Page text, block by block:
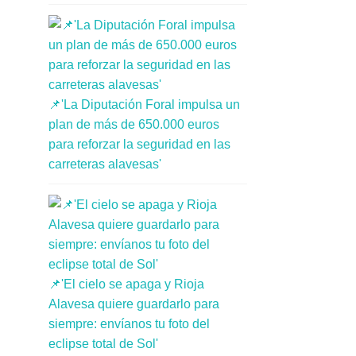
📌'La Diputación Foral impulsa un
plan de más de 650.000 euros
para reforzar la seguridad en las
carreteras alavesas'
📌'El cielo se apaga y Rioja
Alavesa quiere guardarlo para
siempre: envíanos tu foto del
eclipse total de Sol'